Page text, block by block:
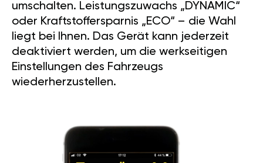
umschalten. Leistungszuwachs „DYNAMIC“
oder Kraftstoffersparnis „ECO“ – die Wahl
liegt bei Ihnen. Das Gerät kann jederzeit
deaktiviert werden, um die werkseitigen
Einstellungen des Fahrzeugs
wiederherzustellen.